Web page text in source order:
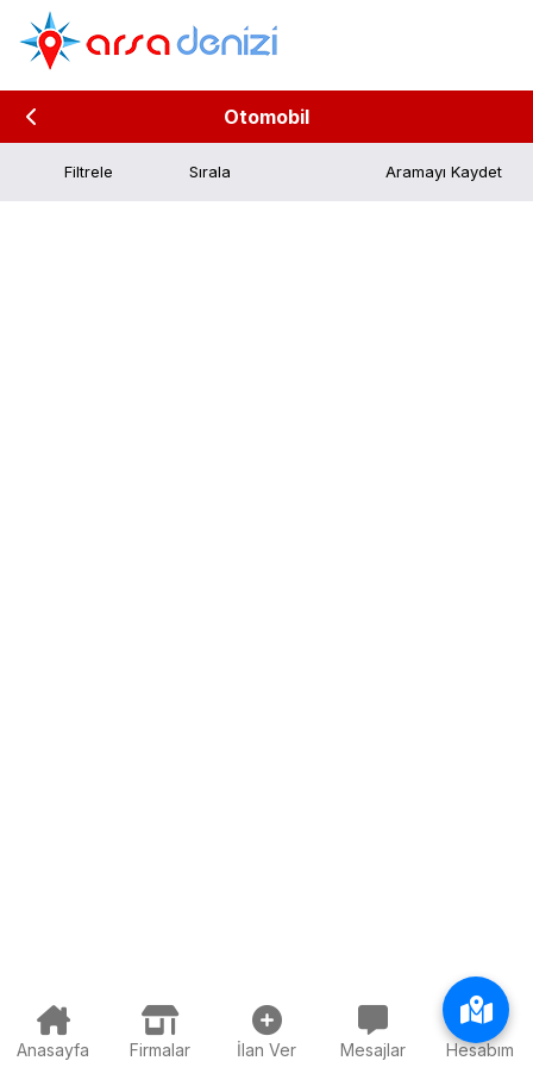
Otomobil
Filtrele Aramayı Kaydet
Anasayfa Firmalar İlan Ver Mesajlar Hesabım